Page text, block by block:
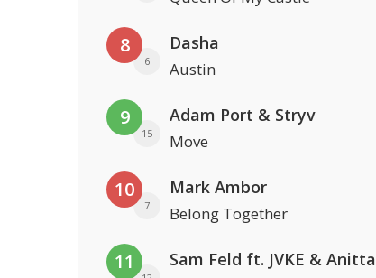
8
6
Dasha
Austin
9
15
Adam Port & Stryv
Move
10
7
Mark Ambor
Belong Together
11 Sam Feld ft. JVKE & Anitta